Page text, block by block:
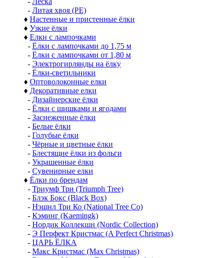
- Литая хвоя (РЕ)
♦ Настенные и пристенные ёлки
♦ Узкие ёлки
♦ Елки с лампочками
- Ёлки с лампочками до 1,75 м
- Ёлки с лампочками от 1,80 м
- Электрогирлянды на ёлку
- Ёлки-светильники
♦ Оптоволоконные елки
♦ Декоративные елки
- Дизайнерские ёлки
- Ёлки с шишками и ягодами
- Заснеженные ёлки
- Белые ёлки
- Голубые ёлки
- Чёрные и цветные ёлки
- Блестящие ёлки из фольги
- Украшенные ёлки
- Сувенирные елки
♦ Ёлки по брендам
- Триумф Три (Triumph Tree)
- Блэк Бокс (Black Box)
- Нэшнл Три Ко (National Tree Co)
- Кэминг (Kaemingk)
- Нордик Коллекшн (Nordic Collection)
- Э Перфект Кристмас (A Perfect Christmas)
- ЦАРЬ ЁЛКА
- Макс Кристмас (Max Christmas)